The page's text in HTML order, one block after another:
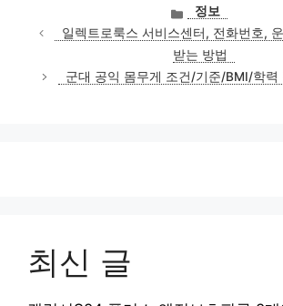
카
테
고
리
정보
일렉트로룩스 서비스센터, 전화번호,
받는 방법
군대 공익 몸무게 조건/기준/BMI/학력
최신 글